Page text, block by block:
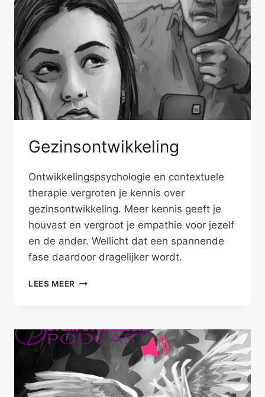
Gezinsontwikkeling
Ontwikkelingspsychologie en contextuele
therapie vergroten je kennis over
gezinsontwikkeling. Meer kennis geeft je
houvast en vergroot je empathie voor jezelf
en de ander. Wellicht dat een spannende
fase daardoor dragelijker wordt.
LEES MEER GEZINSONTWIKKELING